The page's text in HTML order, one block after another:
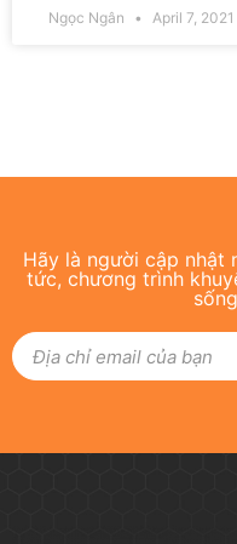
Ngọc Ngân April 7, 2021
Hãy là người cập nhật
tức, chương trình